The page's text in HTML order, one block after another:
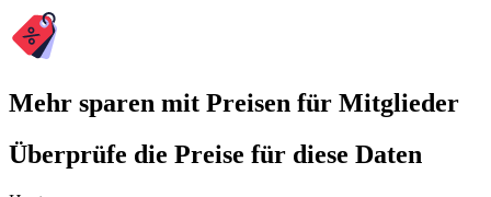
Mehr sparen mit Preisen für Mitglieder
Überprüfe die Preise für diese Daten